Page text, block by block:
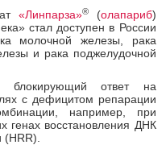
«Линпарза»®(олапариб)
стал доступен в России
молочной железы, рака
и рака поджелудочной
блокирующий ответ на
с дефицитом репарации
например, при
генах восстановления ДНК